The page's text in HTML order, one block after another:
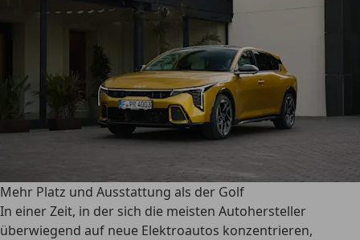
Mehr Platz und Ausstattung als der Golf
In einer Zeit, in der sich die meisten Autohersteller
überwiegend auf neue Elektroautos konzentrieren,